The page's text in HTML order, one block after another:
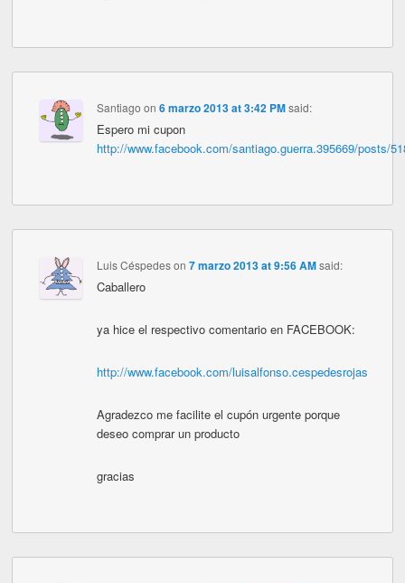
Santiago on 6 marzo 2013 at 3:42 PM said:
Espero mi cupon
http://www.facebook.com/santiago.guerra.395669/posts/
Luis Céspedeson 7 marzo 2013 at 9:56 AM said:
Caballero
ya hice el respectivo comentario en FACEBOOK:
http://www.facebook.com/luisalfonso.cespedesrojas
Agradezco me facilite el cupón urgente porque
deseo comprar un producto
gracias